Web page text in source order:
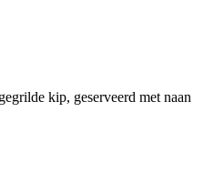
kip, geserveerd met naan